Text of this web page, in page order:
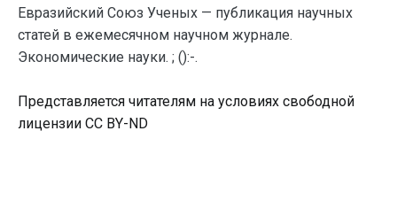
Евразийский Союз Ученых — публикация научных
статей в ежемесячном научном журнале.
Экономические науки. ; ():-.
Представляется читателям на условиях свободной
лицензии CC BY-ND